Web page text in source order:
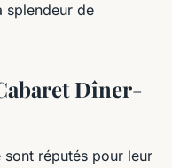
splendeur de
Dîner-
sont réputés pour leur